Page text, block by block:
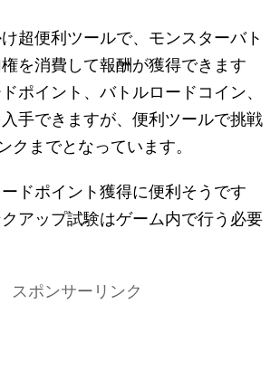
超便利ツールで、モンスターバト
を消費して報酬が獲得できます
ポイント、バトルロードコイン、
手できますが、便利ツールで挑戦
クまでとなっています。
ドポイント獲得に便利そうです
アップ試験はゲーム内で行う必要
スポンサーリンク